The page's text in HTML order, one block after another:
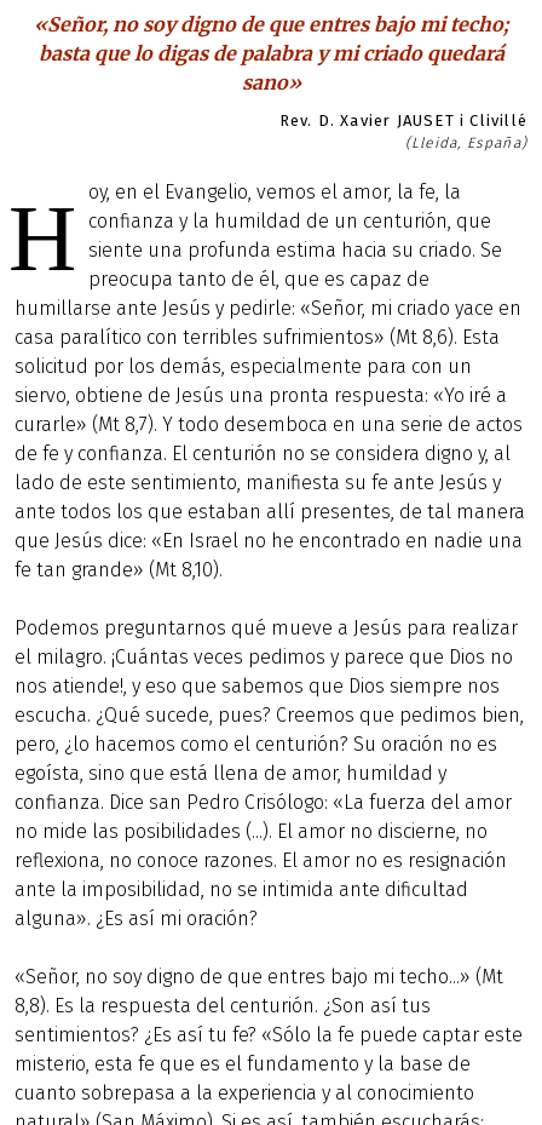
«Señor, no soy digno de que entres bajo mi techo;
basta que lo digas de palabra y mi criado quedará
sano»
Rev. D. Xavier JAUSET i Clivillé
(Lleida, España)
H
oy, en el Evangelio, vemos el amor, la fe, la
confianza y la humildad de un centurión, que
siente una profunda estima hacia su criado. Se
preocupa tanto de él, que es capaz de
humillarse ante Jesús y pedirle: «Señor, mi criado yace en
casa paralítico con terribles sufrimientos» (Mt 8,6). Esta
solicitud por los demás, especialmente para con un
siervo, obtiene de Jesús una pronta respuesta: «Yo iré a
curarle» (Mt 8,7). Y todo desemboca en una serie de actos
de fe y confianza. El centurión no se considera digno y, al
lado de este sentimiento, manifiesta su fe ante Jesús y
ante todos los que estaban allí presentes, de tal manera
que Jesús dice: «En Israel no he encontrado en nadie una
fe tan grande» (Mt 8,10).
Podemos preguntarnos qué mueve a Jesús para realizar
el milagro. ¡Cuántas veces pedimos y parece que Dios no
nos atiende!, y eso que sabemos que Dios siempre nos
escucha. ¿Qué sucede, pues? Creemos que pedimos bien,
pero, ¿lo hacemos como el centurión? Su oración no es
egoísta, sino que está llena de amor, humildad y
confianza. Dice san Pedro Crisólogo: «La fuerza del amor
no mide las posibilidades (...). El amor no discierne, no
reflexiona, no conoce razones. El amor no es resignación
ante la imposibilidad, no se intimida ante dificultad
alguna». ¿Es así mi oración?
«Señor, no soy digno de que entres bajo mi techo...» (Mt
8,8). Es la respuesta del centurión. ¿Son así tus
sentimientos? ¿Es así tu fe? «Sólo la fe puede captar este
misterio, esta fe que es el fundamento y la base de
cuanto sobrepasa a la experiencia y al conocimiento